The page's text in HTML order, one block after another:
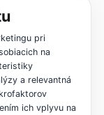
pri
na
a relevantná
ich vplyvu na